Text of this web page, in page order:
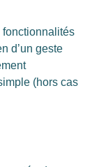
d’un geste
(hors cas